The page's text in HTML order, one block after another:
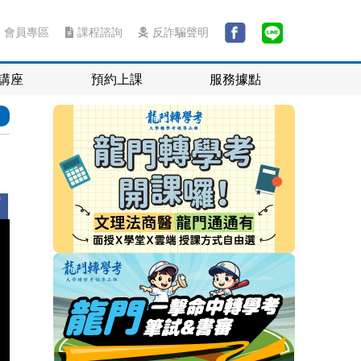
會員專區 課程諮詢 反詐騙聲明
座 預約上課 服務據點